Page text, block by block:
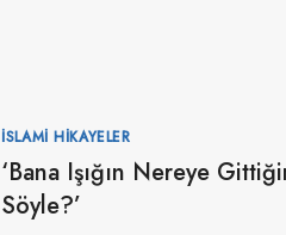
İSLAMI HIKAYELER
‘Bana Işığın Nereye
Söyle?’